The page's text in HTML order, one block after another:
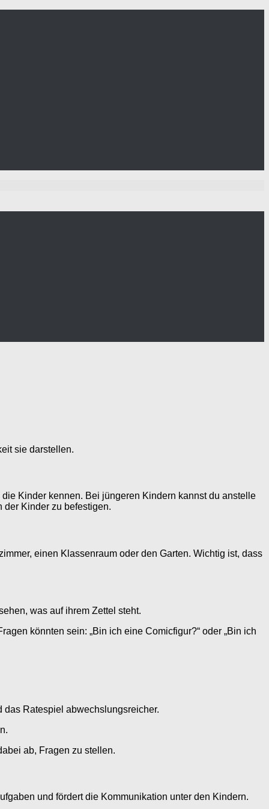
sie darstellen.
Kinder kennen. Bei jüngeren Kindern kannst du anstelle
Kinder zu befestigen.
einen Klassenraum oder den Garten. Wichtig ist, dass
was auf ihrem Zettel steht.
könnten sein: „Bin ich eine Comicfigur?“ oder „Bin ich
das Ratespiel abwechslungsreicher.
ab, Fragen zu stellen.
und fördert die Kommunikation unter den Kindern.